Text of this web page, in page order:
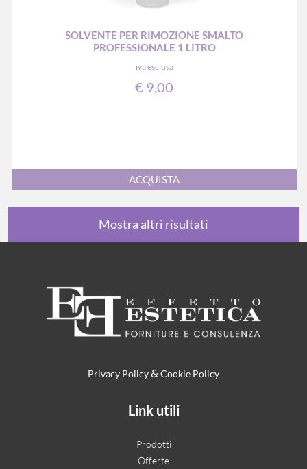
SOLVENTE PER RIMOZIONE SMALTO
PROFESSIONALE 1 LITRO
iva esclusa
€ 9,00
Quantità
ACQUISTA
Mostra altri risultati
Privacy Policy& Cookie Policy
Link utili
Prodotti
Offerte